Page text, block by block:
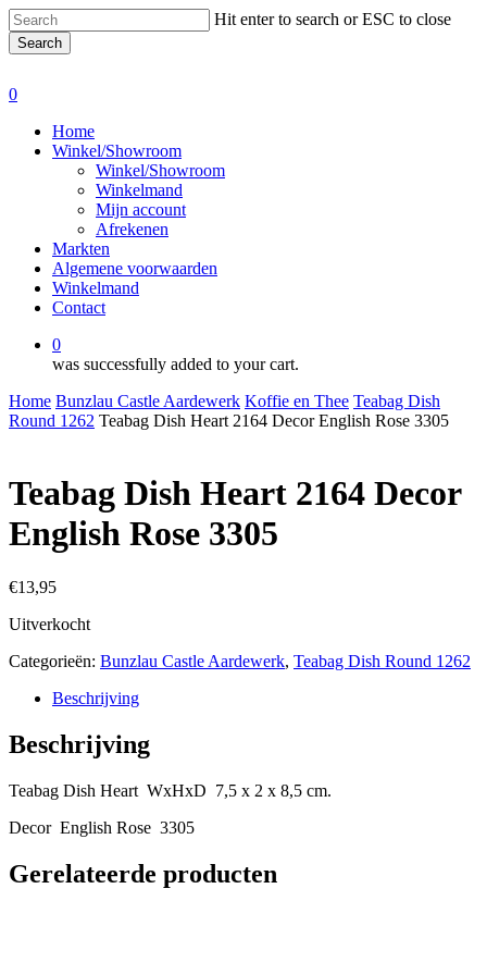
Skip
to
main
Hit enter to search or ESC to close
Search
0
Home
Winkel/Showroom
Winkel/Showroom
Winkelmand
Mijn account
Afrekenen
Markten
Algemene voorwaarden
Winkelmand
Contact
0
was successfully added to your cart.
Home Bunzlau Castle Aardewerk Koffie en Thee Teabag Dish
Round 1262 Teabag Dish Heart 2164 Decor English Rose 3305
Teabag Dish Heart 2164 Decor
English Rose 3305
€13,95
Uitverkocht
Categorieën: Bunzlau Castle Aardewerk, Teabag Dish Round 1262
Beschrijving
Beschrijving
Teabag Dish Heart WxHxD 7,5 x 2 x 8,5 cm.
Decor English Rose 3305
Gerelateerde producten